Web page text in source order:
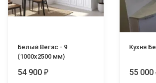
Белый Вегас - 9
(1000х2500 мм)
54 900 ₽
Кухня
55 000